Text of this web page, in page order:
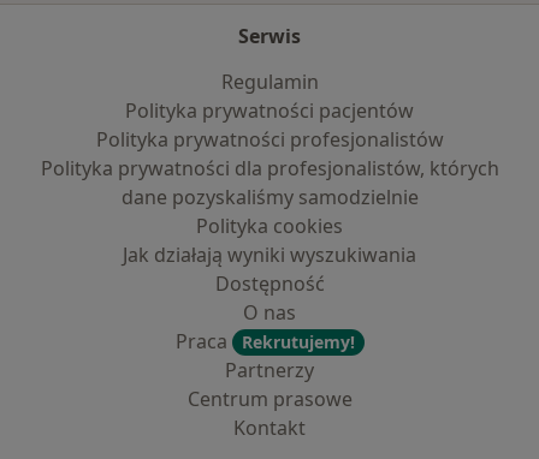
Serwis
Regulamin
Polityka prywatności pacjentów
Polityka prywatności profesjonalistów
Polityka prywatności dla profesjonalistów, których
dane pozyskaliśmy samodzielnie
Polityka cookies
Jak działają wyniki wyszukiwania
Dostępność
O nas
Praca
Rekrutujemy!
Partnerzy
Centrum prasowe
Kontakt